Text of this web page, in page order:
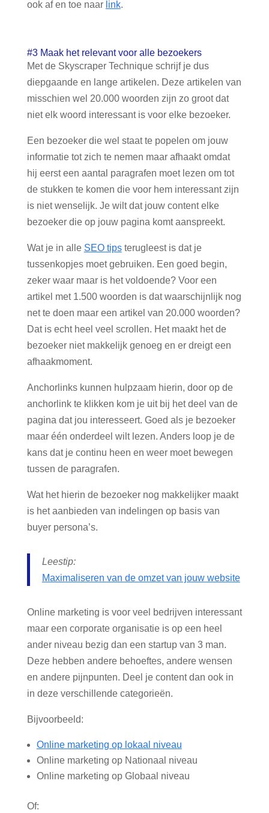
ook af en toe naar link.
#3 Maak het relevant voor alle bezoekers
Met de Skyscraper Technique schrijf je dus
diepgaande en lange artikelen. Deze artikelen van
misschien wel 20.000 woorden zijn zo groot dat
niet elk woord interessant is voor elke bezoeker.
Een bezoeker die wel staat te popelen om jouw
informatie tot zich te nemen maar afhaakt omdat
hij eerst een aantal paragrafen moet lezen om tot
de stukken te komen die voor hem interessant zijn
is niet wenselijk. Je wilt dat jouw content elke
bezoeker die op jouw pagina komt aanspreekt.
Wat je in alle SEO tipsterugleest is dat je
tussenkopjes moet gebruiken. Een goed begin,
zeker waar maar is het voldoende? Voor een
artikel met 1.500 woorden is dat waarschijnlijk nog
net te doen maar een artikel van 20.000 woorden?
Dat is echt heel veel scrollen. Het maakt het de
bezoeker niet makkelijk genoeg en er dreigt een
afhaakmoment.
Anchorlinks kunnen hulpzaam hierin, door op de
anchorlink te klikken kom je uit bij het deel van de
pagina dat jou interesseert. Goed als je bezoeker
maar één onderdeel wilt lezen. Anders loop je de
kans dat je continu heen en weer moet bewegen
tussen de paragrafen.
Wat het hierin de bezoeker nog makkelijker maakt
is het aanbieden van indelingen op basis van
buyer persona’s.
Leestip:
Maximaliseren van de omzet van jouw website
Online marketing is voor veel bedrijven interessant
maar een corporate organisatie is op een heel
ander niveau bezig dan een startup van 3 man.
Deze hebben andere behoeftes, andere wensen
en andere pijnpunten. Deel je content dan ook in
in deze verschillende categorieën.
Bijvoorbeeld:
Online marketing op lokaal niveau
Online marketing op Nationaal niveau
Online marketing op Globaal niveau
Of: